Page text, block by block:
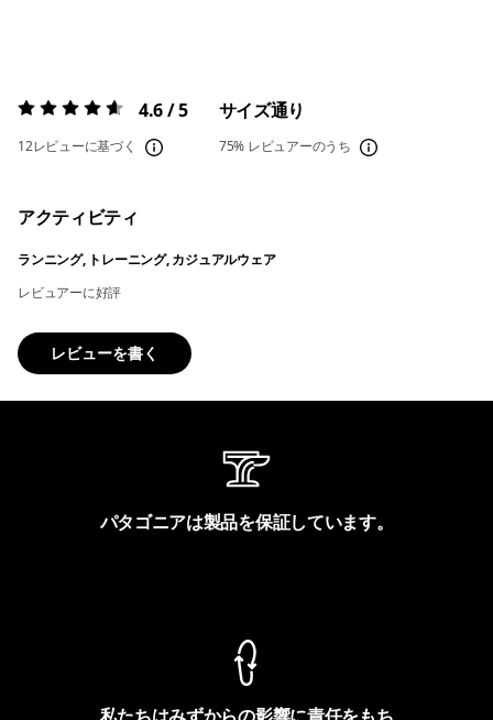
評価:4.6 / 5 4.6 / 5
12レビューに基づく
サイズ通り
75% レビュアーのうち
アクティビティ
ランニング, トレーニング, カジュアルウェア
レビュアーに好評
レビューを書く
パタゴニアは製品を保証しています。